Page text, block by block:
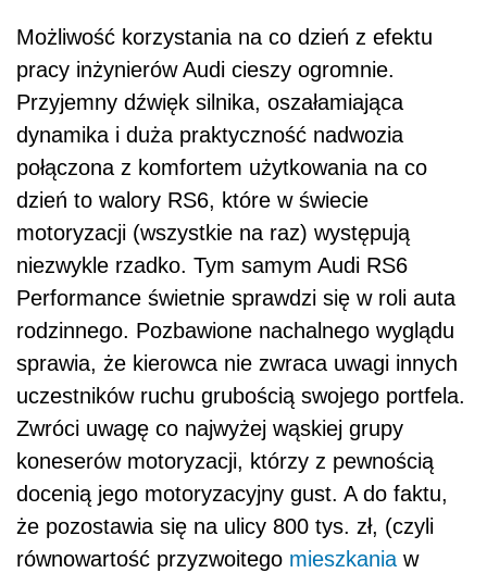
Możliwość korzystania na co dzień z efektu
pracy inżynierów Audi cieszy ogromnie.
Przyjemny dźwięk silnika, oszałamiająca
dynamika i duża praktyczność nadwozia
połączona z komfortem użytkowania na co
dzień to walory RS6, które w świecie
motoryzacji (wszystkie na raz) występują
niezwykle rzadko. Tym samym Audi RS6
Performance świetnie sprawdzi się w roli auta
rodzinnego. Pozbawione nachalnego wyglądu
sprawia, że kierowca nie zwraca uwagi innych
uczestników ruchu grubością swojego portfela.
Zwróci uwagę co najwyżej wąskiej grupy
koneserów motoryzacji, którzy z pewnością
docenią jego motoryzacyjny gust. A do faktu,
że pozostawia się na ulicy 800 tys. zł, (czyli
równowartość przyzwoitego mieszkania w